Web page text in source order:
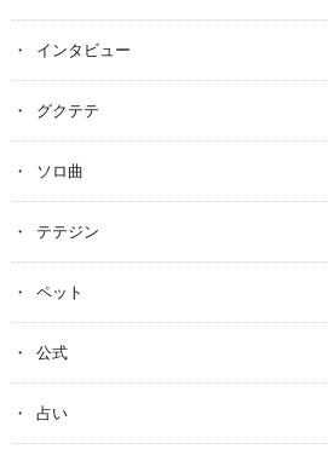
インタビュー
グクテテ
ソロ曲
テテジン
ペット
公式
占い